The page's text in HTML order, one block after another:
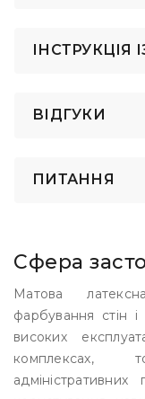
ІНСТРУКЦІЯ
ВІДГУКИ
ПИТАННЯ
Сфера
Матова
фарбування стін
високих
комплексах,